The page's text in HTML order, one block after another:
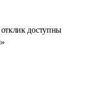
доступны